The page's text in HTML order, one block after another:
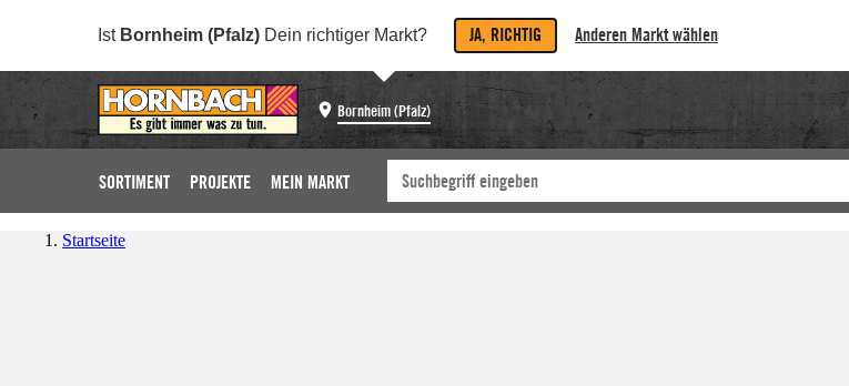
Ist Bornheim (Pfalz) Dein richtiger Markt? JA, RICHTIG Anderen Markt wählen
Bornheim (Pfalz)
SORTIMENT PROJEKTE MEIN MARKT
Startseite